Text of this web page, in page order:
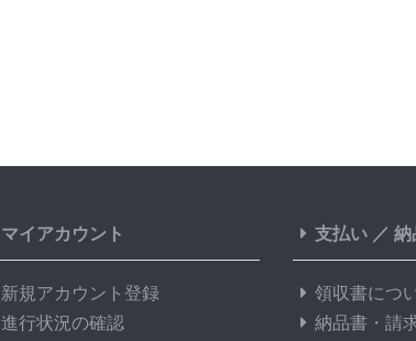
マイアカウント
新規アカウント登録
進行状況の確認
支払い ／ 納
領収書につ
納品書・請